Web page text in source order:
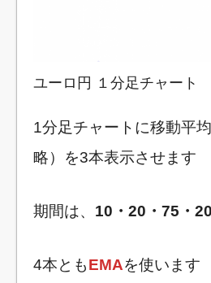
ユーロ円 １分足チャート
1分足チャートに移動平
略）を3本表示させます
期間は、 10・20・75・
4本ともEMAを使います